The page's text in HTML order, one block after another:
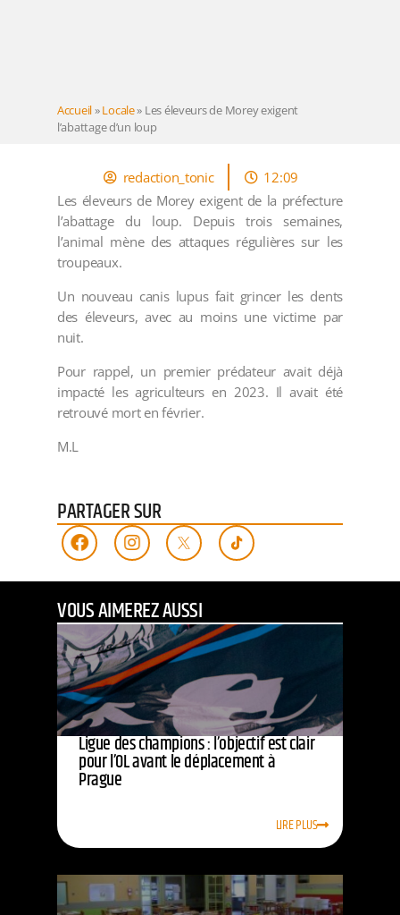
Accueil»Locale» Les éleveurs de Morey exigent
l’abattage d’un loup
redaction_tonic
12:09
Les éleveurs de Morey exigent de la préfecture
l’abattage du loup. Depuis trois semaines,
l’animal mène des attaques régulières sur les
troupeaux.
Un nouveau canis lupus fait grincer les dents
des éleveurs, avec au moins une victime par
nuit.
Pour rappel, un premier prédateur avait déjà
impacté les agriculteurs en 2023. Il avait été
retrouvé mort en février.
M.L
PARTAGER SUR
VOUS AIMEREZ AUSSI
Ligue des champions : l’objectif est clair
pour l’OL avant le déplacement à
Prague
LIRE PLUS